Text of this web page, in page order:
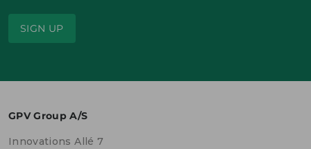
SIGN UP
GPV Group A/S
Innovations Allé 7